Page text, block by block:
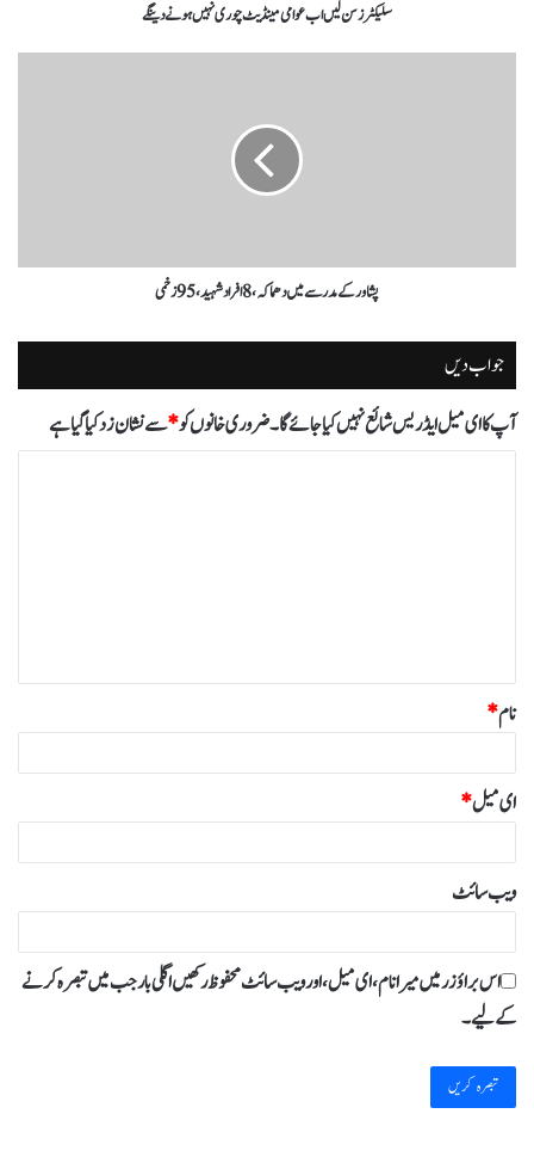
سلیکٹرزسن لیں اب عوامی مینڈیٹ چوری نہیں ہونے دینگے
پشاور کے مدرسے میں دھماکہ، 8 افراد شہید، 95 زخمی
جواب دیں
آپ کا ای میل ایڈریس شائع نہیں کیا جائے گا۔ضروری خانوں کو*سے نشان زد کیا گیا ہے
نام*
ای میل*
ویب‌ سائٹ
اس براؤزر میں میرا نام، ای میل، اور ویب سائٹ محفوظ رکھیں اگلی بار جب میں تبصرہ کرنے
کےلیے۔